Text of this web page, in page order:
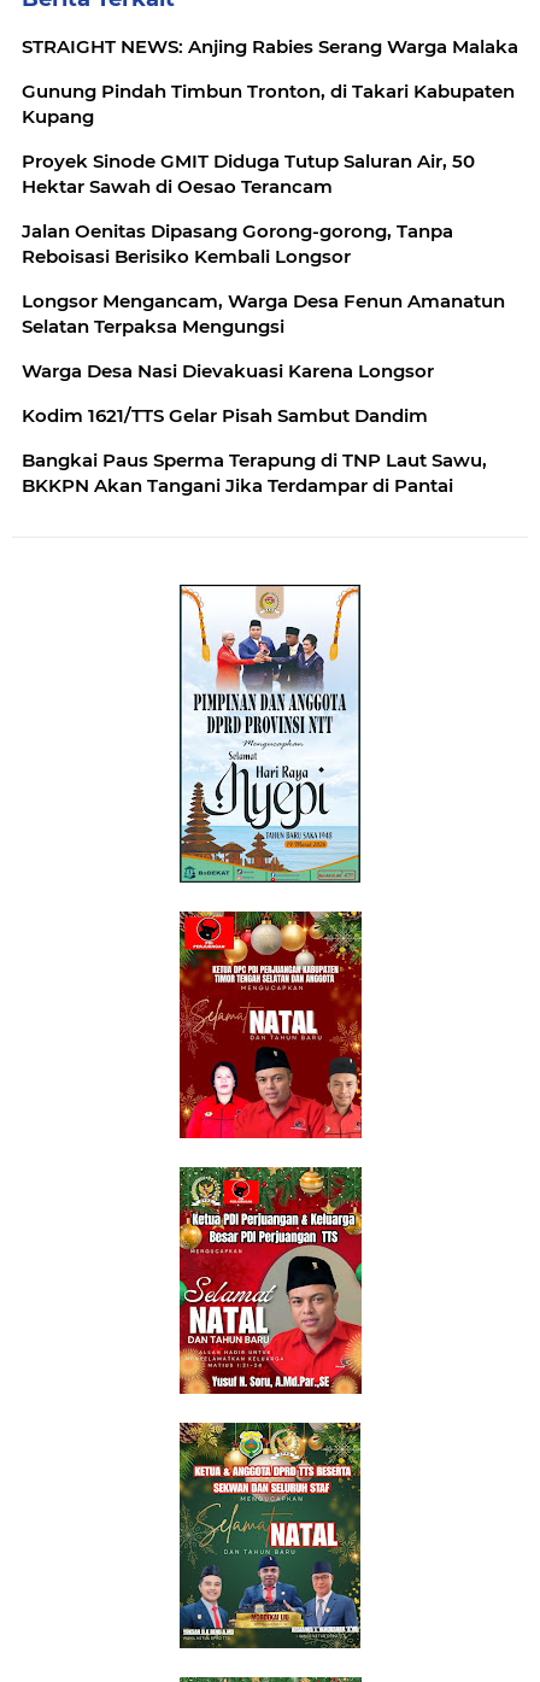
STRAIGHT NEWS: Anjing Rabies Serang Warga Malaka
Gunung Pindah Timbun Tronton, di Takari Kabupaten
Kupang
Proyek Sinode GMIT Diduga Tutup Saluran Air, 50
Hektar Sawah di Oesao Terancam
Jalan Oenitas Dipasang Gorong-gorong, Tanpa
Reboisasi Berisiko Kembali Longsor
Longsor Mengancam, Warga Desa Fenun Amanatun
Selatan Terpaksa Mengungsi
Warga Desa Nasi Dievakuasi Karena Longsor
Kodim 1621/TTS Gelar Pisah Sambut Dandim
Bangkai Paus Sperma Terapung di TNP Laut Sawu,
BKKPN Akan Tangani Jika Terdampar di Pantai